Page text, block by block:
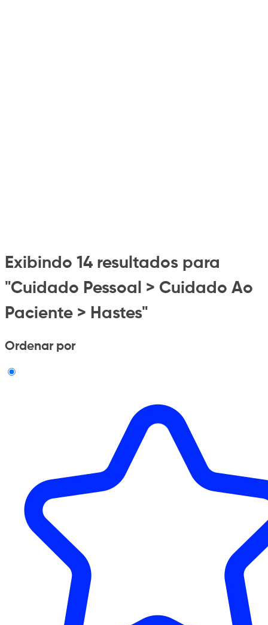
Exibindo 14 resultados para
"Cuidado Pessoal > Cuidado Ao
Paciente > Hastes"
Ordenar por